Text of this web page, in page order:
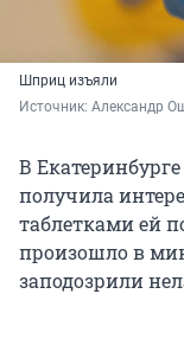
Шприц изъяли
Источник: Александр
В
получила
таблетками ей
произошло в
заподозрили